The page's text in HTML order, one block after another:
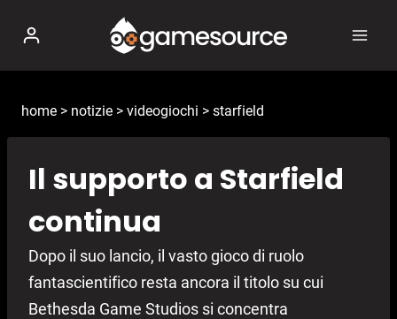
contenuto
home > notizie > videogiochi > starfield
Il supporto a Starfield
continua
Dopo il suo lancio, il vasto gioco di ruolo
fantascientifico resta ancora il titolo su cui
Bethesda Game Studios si concentra